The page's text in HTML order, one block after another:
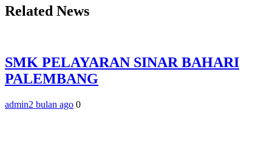
Related News
SMK PELAYARAN SINAR BAHARI
PALEMBANG
admin2 bulan ago 0